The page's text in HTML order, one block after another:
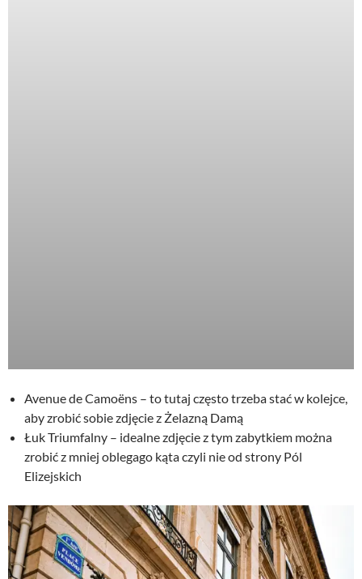
Avenue de Camoëns – to tutaj często trzeba stać w kolejce,
aby zrobić sobie zdjęcie z Żelazną Damą
Łuk Triumfalny – idealne zdjęcie z tym zabytkiem można
zrobić z mniej oblegago kąta czyli nie od strony Pól
Elizejskich